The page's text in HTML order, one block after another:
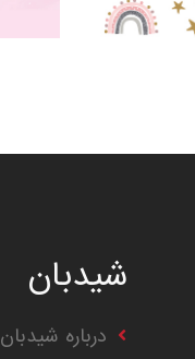
شیدبان
درباره شیدبان